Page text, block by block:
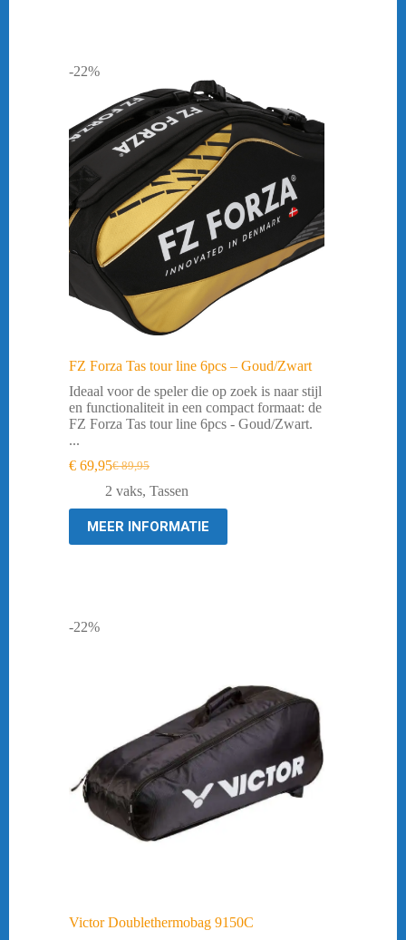
-22%
FZ Forza Tas tour line 6pcs – Goud/Zwart
Ideaal voor de speler die op zoek is naar stijl
en functionaliteit in een compact formaat: de
FZ Forza Tas tour line 6pcs - Goud/Zwart.
...
€89,95
Oorspronkelijke
prijs
was:
€ 89,95.
€ 69,95Huidige
prijs
is:
€ 69,95.
2 vaks, Tassen
MEER INFORMATIE
-22%
Victor Doublethermobag 9150C